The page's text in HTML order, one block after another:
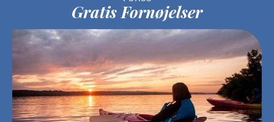
Gratis Fornøjelser